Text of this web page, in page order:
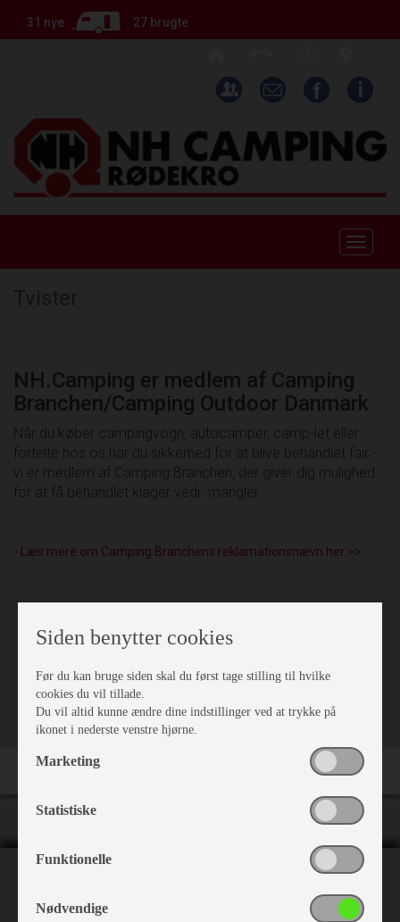
31 nye 27 brugte
Toggle
NH.Camping er medlem af Camping
Branchen/Camping Outdoor Danmark
Når du køber campingvogn, autocamper, camp-let eller
fortelte hos os har du sikkerhed for at blive behandlet fair -
vi er medlem af Camping Branchen, der giver dig mulighed
for at få behandlet klager vedr. mangler.
- Læs mere om Camping Branchens reklamationsnævn her >>
VÆRKSTED
Siden benytter cookies
Før du kan bruge siden skal du først tage stilling til hvilke
cookies du vil tillade.
Du vil altid kunne ændre dine indstillinger ved at trykke på
ikonet i nederste venstre hjørne.
Marketing
Statistiske
Funktionelle
Nødvendige